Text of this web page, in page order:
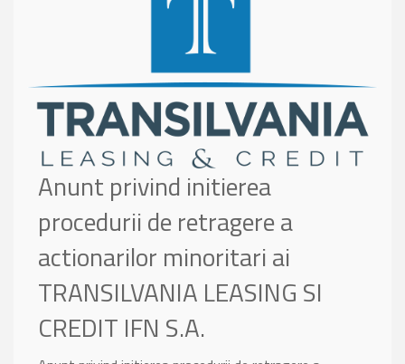
Anunt privind initierea
procedurii de retragere a
actionarilor minoritari ai
TRANSILVANIA LEASING SI
CREDIT IFN S.A.